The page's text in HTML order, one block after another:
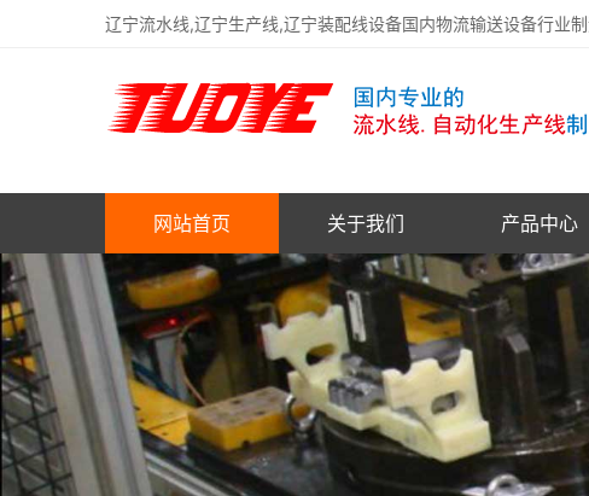
辽宁流水线,辽宁生产线,辽宁装配线设备国内物流输送设备行业
网站首页 关于我们 产品中心